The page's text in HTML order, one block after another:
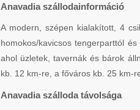
Anavadia szállodainformáció
A modern, szépen kialakított, 4
homokos/kavicsos tengerparttól
ahol üzletek, tavernák és bárok
kb. 12 km-re, a főváros kb. 25 km-
Anavadia szálloda távolsága